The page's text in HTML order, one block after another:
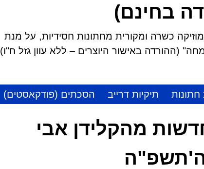
בחינם)
כשרה ומקורית מחתונות חסידיות, על מנת
(ההורדה באישור היוצרים – ללא עוון גזל ח"ו)
תיקיות דרייב הסכתים (פודקאסטים)
מהקלידן אבי
ה'תשפ"ה